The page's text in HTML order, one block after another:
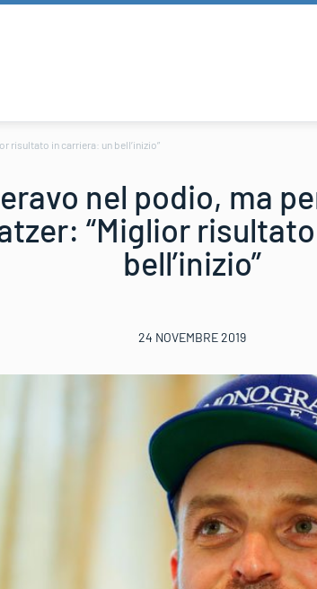
risultato in carriera: un bell’inizio”
nel podio, ma
“Miglior
bell’inizio”
24 NOVEMBRE 2019